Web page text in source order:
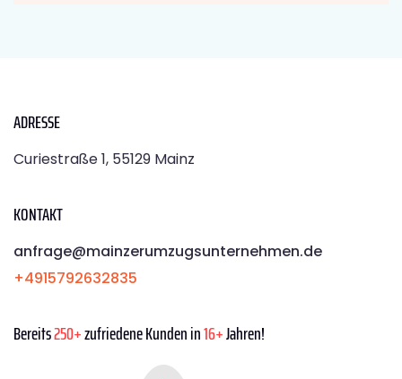
ADRESSE
Curiestraße 1, 55129 Mainz
KONTAKT
anfrage@mainzerumzugsunternehmen.de
+4915792632835
Bereits250+zufriedene Kunden in16+Jahren!